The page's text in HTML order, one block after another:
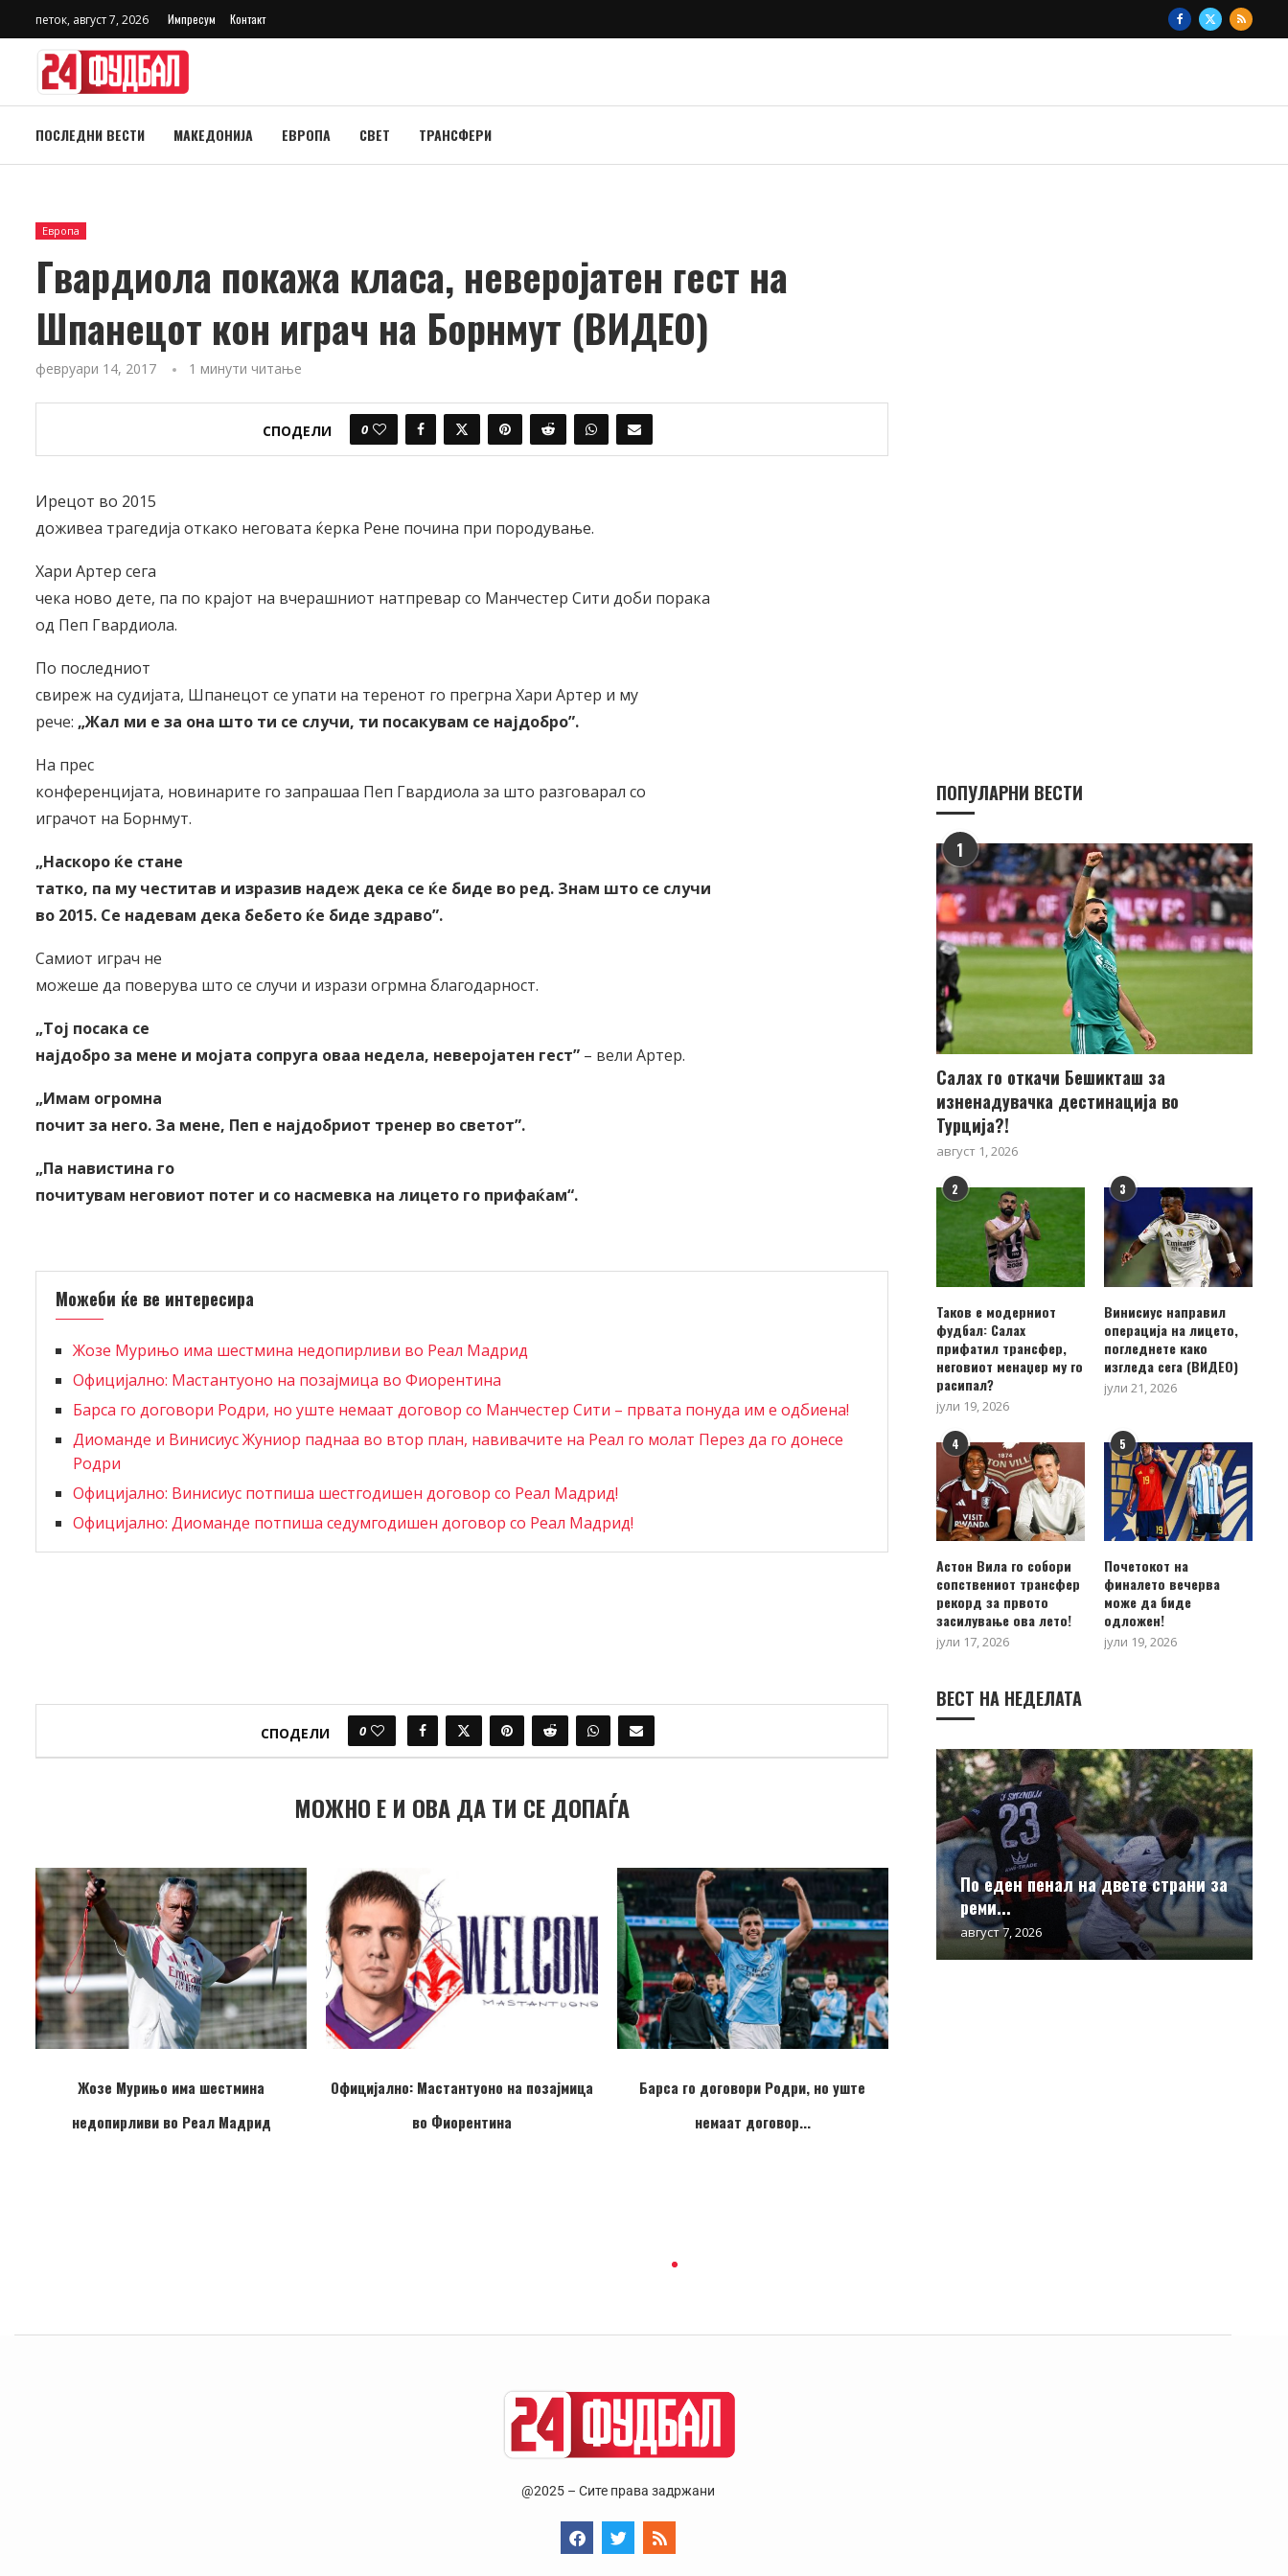
петок, август 7, 2026 Импресум Контакт
ПОСЛЕДНИ ВЕСТИ МАКЕДОНИЈА ЕВРОПА СВЕТ ТРАНСФЕРИ
Европа
Гвардиола покажа класа, неверојатен гест на
Шпанецот кон играч на Борнмут (ВИДЕО)
февруари 14, 2017 1 минути читање
СПОДЕЛИ 0
Ирецот во 2015
доживеа трагедија откако неговата ќерка Рене почина при породување.
Хари Артер сега
чека ново дете, па по крајот на вчерашниот натпревар со Манчестер Сити доби порака
од Пеп Гвардиола.
По последниот
свиреж на судијата, Шпанецот се упати на теренот го прегрна Хари Артер и му
рече: „Жал ми е за она што ти се случи, ти посакувам се најдобро”.
На прес
конференцијата, новинарите го запрашаа Пеп Гвардиола за што разговарал со
играчот на Борнмут.
„Наскоро ќе стане
татко, па му честитав и изразив надеж дека се ќе биде во ред. Знам што се случи
во 2015. Се надевам дека бебето ќе биде здраво”.
Самиот играч не
можеше да поверува што се случи и изрази огрмна благодарност.
„Тој посака се
најдобро за мене и мојата сопруга оваа недела, неверојатен гест” – вели Артер.
„Имам огромна
почит за него. За мене, Пеп е најдобриот тренер во светот”.
„Па навистина го
почитувам неговиот потег и со насмевка на лицето го прифаќам“.
Можеби ќе ве интересира
Жозе Мурињо има шестмина недопирливи во Реал Мадрид
Официјално: Мастантуоно на позајмица во Фиорентина
Барса го договори Родри, но уште немаат договор со Манчестер Сити – првата понуда им е одбиена!
Диоманде и Винисиус Жуниор паднаа во втор план, навивачите на Реал го молат Перез да го донесе
Родри
Официјално: Винисиус потпиша шестгодишен договор со Реал Мадрид!
Официјално: Диоманде потпиша седумгодишен договор со Реал Мадрид!
СПОДЕЛИ 0
МОЖНО Е И ОВА ДА ТИ СЕ ДОПАЃА
Жозе Мурињо има шестмина
недопирливи во Реал Мадрид
Официјално: Мастантуоно на позајмица
во Фиорентина
Барса го договори Родри, но уште
немаат договор...
ПОПУЛАРНИ ВЕСТИ
1
Салах го откачи Бешикташ за
изненадувачка дестинација во
Турција?!
август 1, 2026
2
Таков е модерниот
фудбал: Салах
прифатил трансфер,
неговиот менаџер му го
расипал?
јули 19, 2026
3
Винисиус направил
операција на лицето,
погледнете како
изгледа сега (ВИДЕО)
јули 21, 2026
4
Астон Вила го собори
сопствениот трансфер
рекорд за првото
засилување ова лето!
јули 17, 2026
5
Почетокот на
финалето вечерва
може да биде
одложен!
јули 19, 2026
ВЕСТ НА НЕДЕЛАТА
По еден пенал на двете страни за
реми...
август 7, 2026
@2025 – Сите права задржани